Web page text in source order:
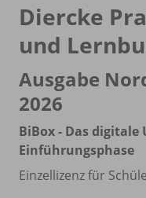
Diercke
und
Ausgabe
2026
BiBox - Das
Einführungsphase
Einzellizenz für